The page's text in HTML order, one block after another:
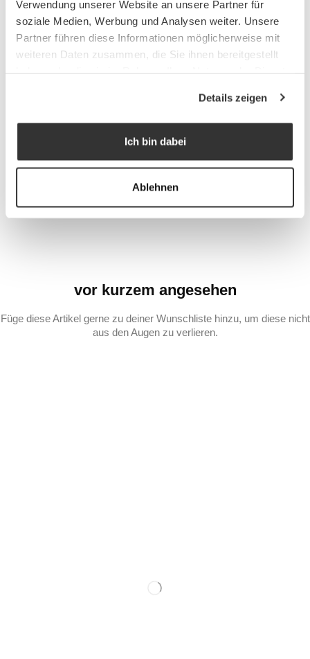
Verwendung unserer Website an unsere Partner für
soziale Medien, Werbung und Analysen weiter. Unsere
Partner führen diese Informationen möglicherweise mit
weiteren Daten zusammen, die Sie ihnen bereitgestellt
Details zeigen
Ich bin dabei
Ablehnen
vor kurzem angesehen
Füge diese Artikel gerne zu deiner Wunschliste hinzu, um diese nicht
aus den Augen zu verlieren.